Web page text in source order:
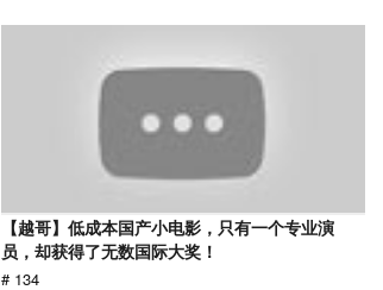
【越哥】低成本国产小电影，只有一个专业演
员，却获得了无数国际大奖！
# 134